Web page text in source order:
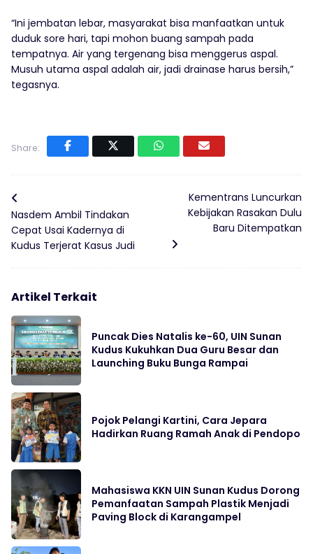
‎“Ini jembatan lebar, masyarakat bisa manfaatkan untuk
duduk sore hari, tapi mohon buang sampah pada
tempatnya. Air yang tergenang bisa menggerus aspal.
Musuh utama aspal adalah air, jadi drainase harus bersih,”
tegasnya.
Share:
Nasdem Ambil Tindakan
Cepat Usai Kadernya di
Kudus Terjerat Kasus Judi
Kementrans Luncurkan
Kebijakan Rasakan Dulu
Baru Ditempatkan
Artikel Terkait
Puncak Dies Natalis ke-60, UIN Sunan
Kudus Kukuhkan Dua Guru Besar dan
Launching Buku Bunga Rampai
Pojok Pelangi Kartini, Cara Jepara
Hadirkan Ruang Ramah Anak di Pendopo
Mahasiswa KKN UIN Sunan Kudus Dorong
Pemanfaatan Sampah Plastik Menjadi
Paving Block di Karangampel